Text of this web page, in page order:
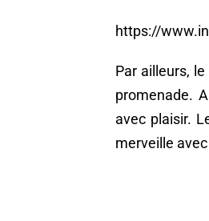
https://
Par ailleurs,
promenade.
avec plaisir.
merveille